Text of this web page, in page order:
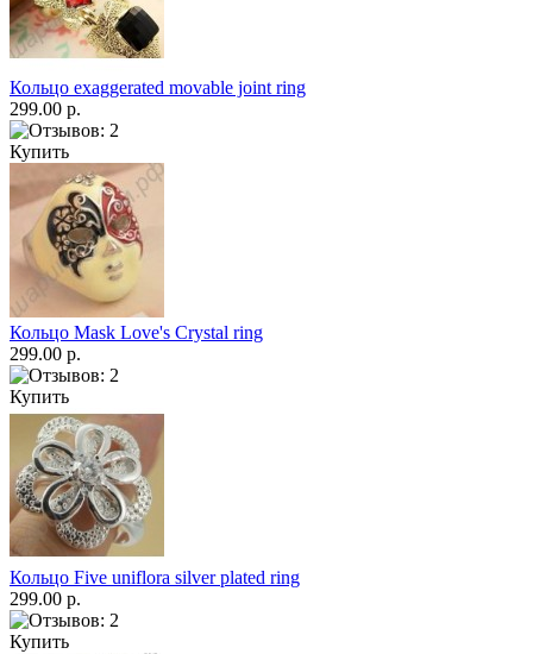
Кольцо exaggerated movable joint ring
299.00 р.
Купить
Кольцо Mask Love's Crystal ring
299.00 р.
Купить
Кольцо Five uniflora silver plated ring
299.00 р.
Купить